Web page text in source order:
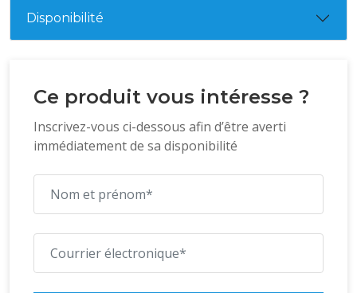
Disponibilité
Ce produit vous intéresse ?
Inscrivez-vous ci-dessous afin d’être averti
immédiatement de sa disponibilité